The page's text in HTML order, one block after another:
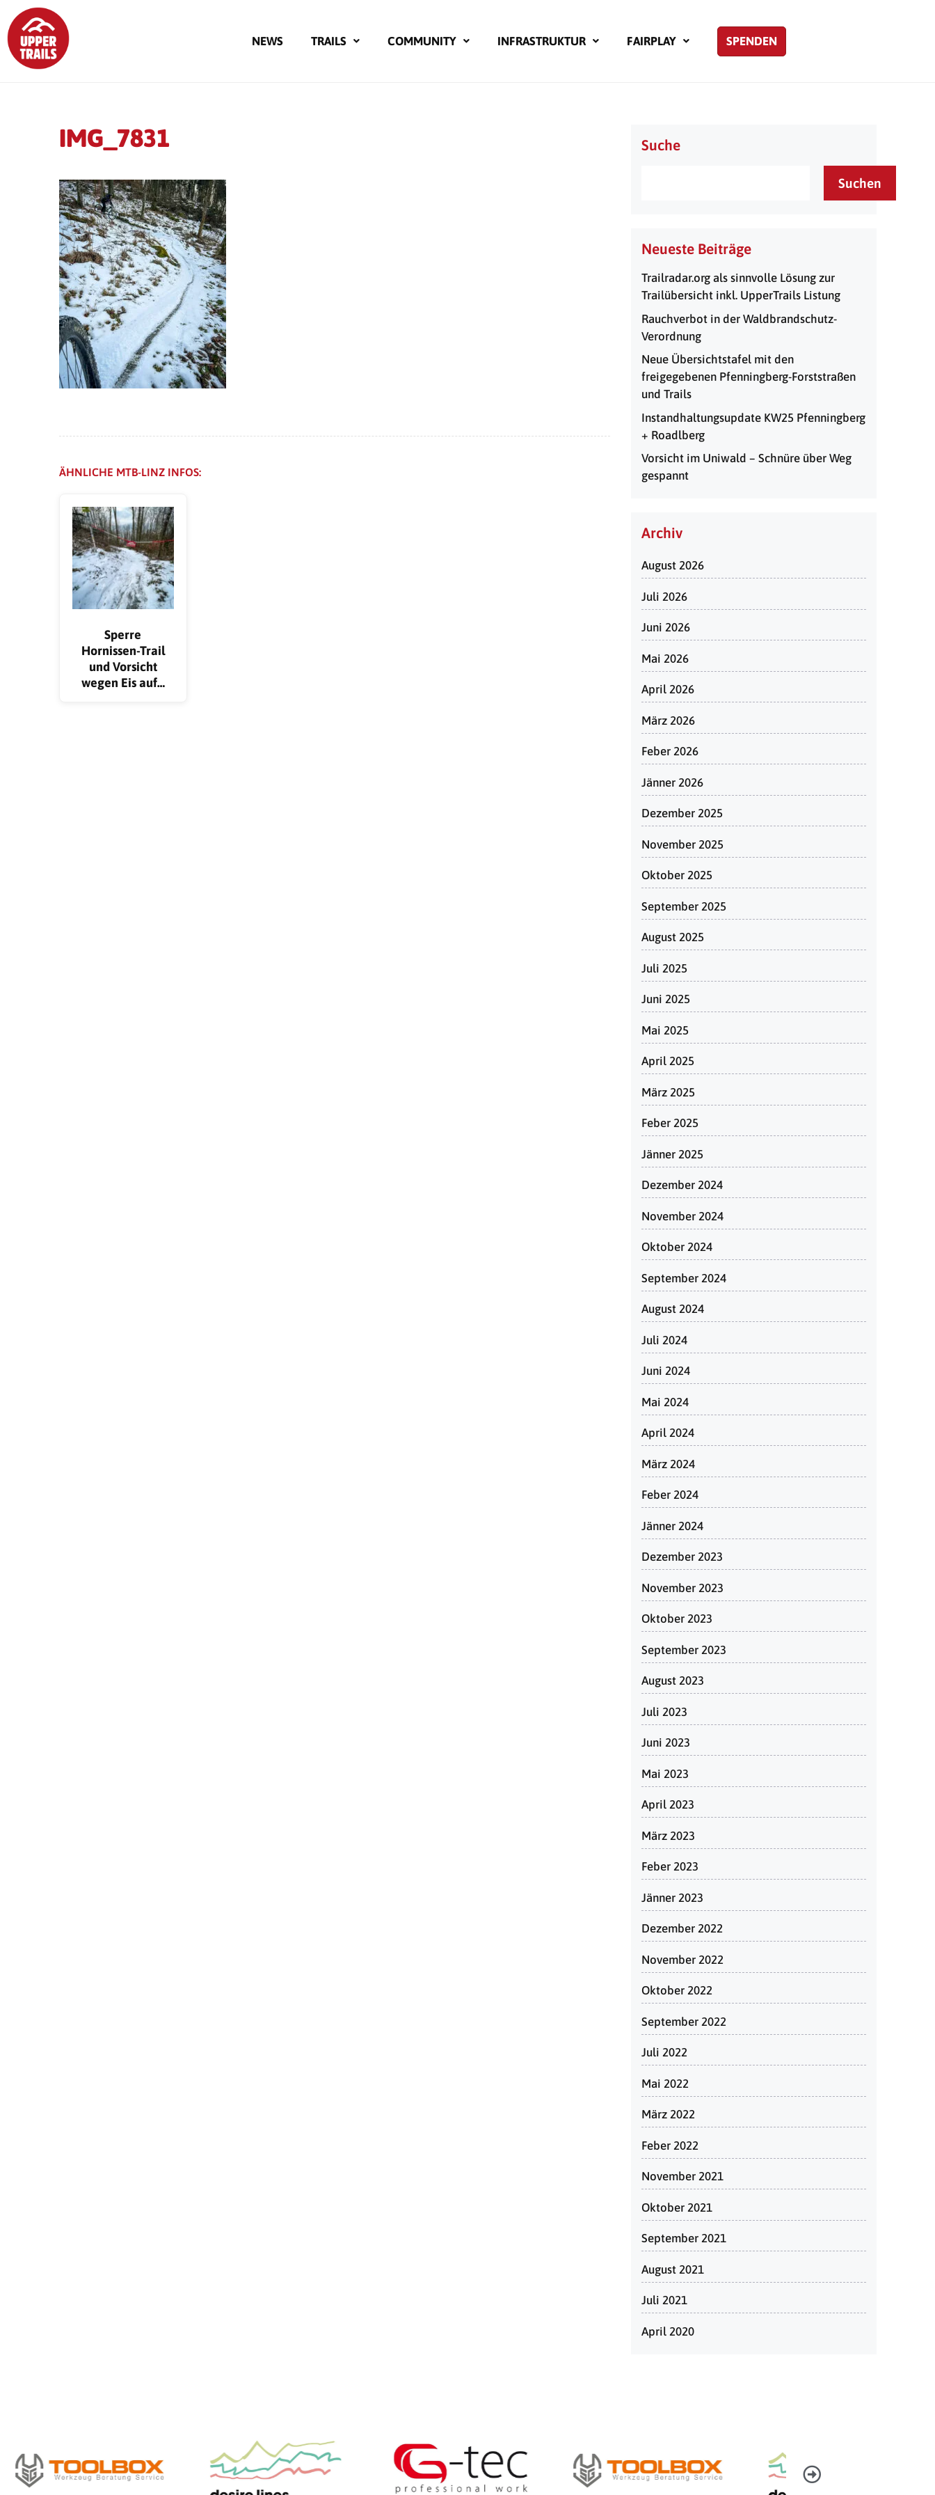
NEWS TRAILS COMMUNITY INFRASTRUKTUR FAIRPLAY SPENDEN
IMG_7831
ÄHNLICHE MTB-LINZ INFOS:
Sperre
Hornissen-Trail
und Vorsicht
wegen Eis auf…
Suche
Suchen
Neueste Beiträge
Trailradar.org als sinnvolle Lösung zur
Trailübersicht inkl. UpperTrails Listung
Rauchverbot in der Waldbrandschutz-
Verordnung
Neue Übersichtstafel mit den
freigegebenen Pfenningberg-Forststraßen
und Trails
Instandhaltungsupdate KW25 Pfenningberg
+ Roadlberg
Vorsicht im Uniwald – Schnüre über Weg
gespannt
Archiv
August 2026
Juli 2026
Juni 2026
Mai 2026
April 2026
März 2026
Feber 2026
Jänner 2026
Dezember 2025
November 2025
Oktober 2025
September 2025
August 2025
Juli 2025
Juni 2025
Mai 2025
April 2025
März 2025
Feber 2025
Jänner 2025
Dezember 2024
November 2024
Oktober 2024
September 2024
August 2024
Juli 2024
Juni 2024
Mai 2024
April 2024
März 2024
Feber 2024
Jänner 2024
Dezember 2023
November 2023
Oktober 2023
September 2023
August 2023
Juli 2023
Juni 2023
Mai 2023
April 2023
März 2023
Feber 2023
Jänner 2023
Dezember 2022
November 2022
Oktober 2022
September 2022
Juli 2022
Mai 2022
März 2022
Feber 2022
November 2021
Oktober 2021
September 2021
August 2021
Juli 2021
April 2020